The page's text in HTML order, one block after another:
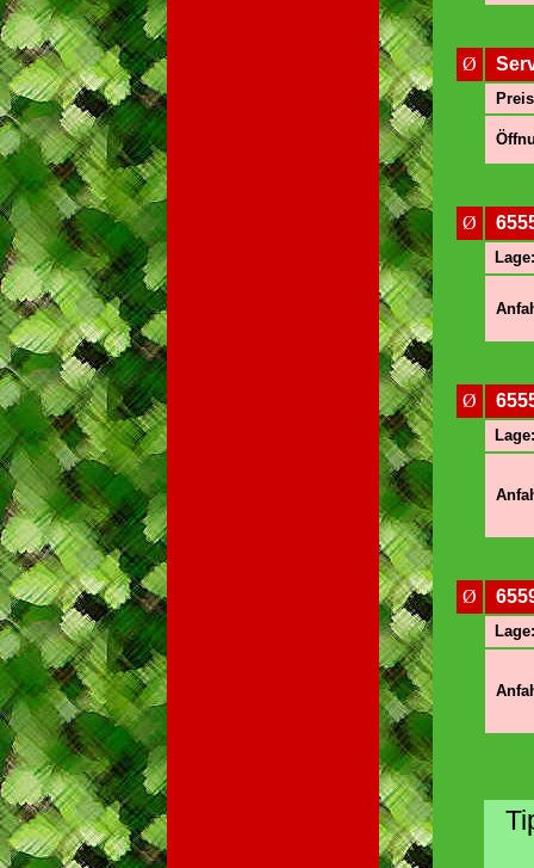
Ø
Ø
Lage:
Ø
Lage:
Ø
Lage: